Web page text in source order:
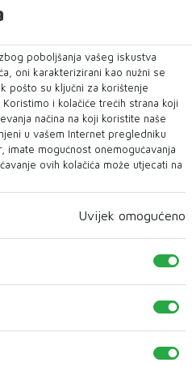
obustavljen
teška prometna...
poboljšanja vašeg iskustva
oni karakterizirani kao nužni se
pošto su ključni za korištenje
i kolačiće trećih strana koji
načina na koji koristite naše
u vašem Internet pregledniku
imate mogućnost onemogućavanja
ovih kolačića može utjecati na
Uvijek omogućeno